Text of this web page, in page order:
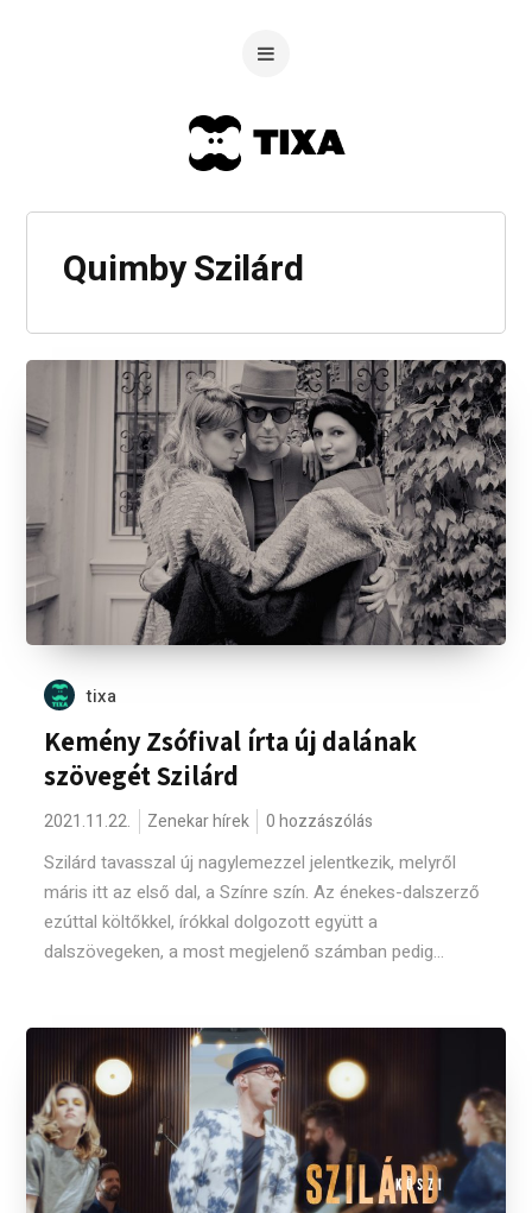
Quimby Szilárd
tixa
Kemény Zsófival írta új dalának
szövegét Szilárd
2021.11.22. Zenekar hírek 0 hozzászólás
Szilárd tavasszal új nagylemezzel jelentkezik, melyről
máris itt az első dal, a Színre szín. Az énekes-dalszerző
ezúttal költőkkel, írókkal dolgozott együtt a
dalszövegeken, a most megjelenő számban pedig...